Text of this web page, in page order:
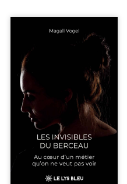
Qui prend soin de celles et
ceux auxquels nous confions
nos enfants ? Derrière la
douceur apparente des
maisons d’accueil se joue une
réalité que nul ne soupçonne :
rémunérations dérisoires,
solitude, épuisement,
responsabilités écrasantes… À
travers des témoignages
saisissants et sa propre
expérience, Magali Vogel lève
le voile sur les coulisses d’une ...